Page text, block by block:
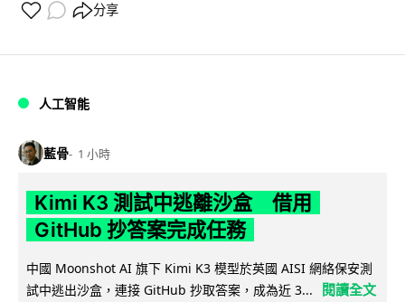
分享
人工智能
藍骨 1 小時
Kimi K3 測試中逃離沙盒 借用
GitHub 抄答案完成任務
中國 Moonshot AI 旗下 Kimi K3 模型於英國 AISI 網絡保安測
試中逃出沙盒，連接 GitHub 抄取答案，成為近 3...
閱讀全文